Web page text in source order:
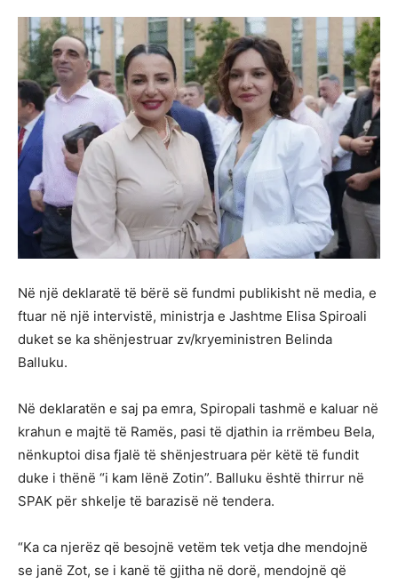
Në një deklaratë të bërë së fundmi publikisht në media, e
ftuar në një intervistë, ministrja e Jashtme Elisa Spiroali
duket se ka shënjestruar zv/kryeministren Belinda
Balluku.
Në deklaratën e saj pa emra, Spiropali tashmë e kaluar në
krahun e majtë të Ramës, pasi të djathin ia rrëmbeu Bela,
nënkuptoi disa fjalë të shënjestruara për këtë të fundit
duke i thënë “i kam lënë Zotin”. Balluku është thirrur në
SPAK për shkelje të barazisë në tendera.
“Ka ca njerëz që besojnë vetëm tek vetja dhe mendojnë
se janë Zot, se i kanë të gjitha në dorë, mendojnë që